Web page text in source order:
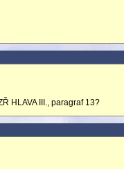
HLAVA III., paragraf 13?